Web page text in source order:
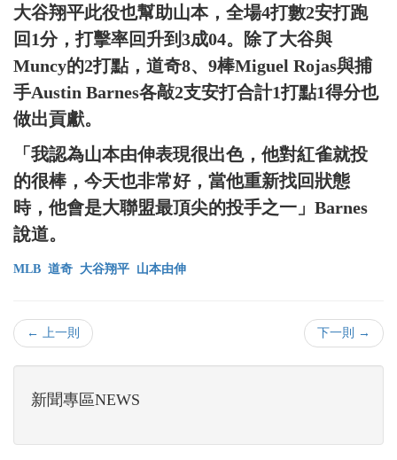
大谷翔平此役也幫助山本，全場4打數2安打跑
回1分，打擊率回升到3成04。除了大谷與
Muncy的2打點，道奇8、9棒Miguel Rojas與捕
手Austin Barnes各敲2支安打合計1打點1得分也
做出貢獻。
「我認為山本由伸表現很出色，他對紅雀就投
的很棒，今天也非常好，當他重新找回狀態
時，他會是大聯盟最頂尖的投手之一」Barnes
說道。
MLB 道奇 大谷翔平 山本由伸
← 上一則 下一則 →
新聞專區NEWS